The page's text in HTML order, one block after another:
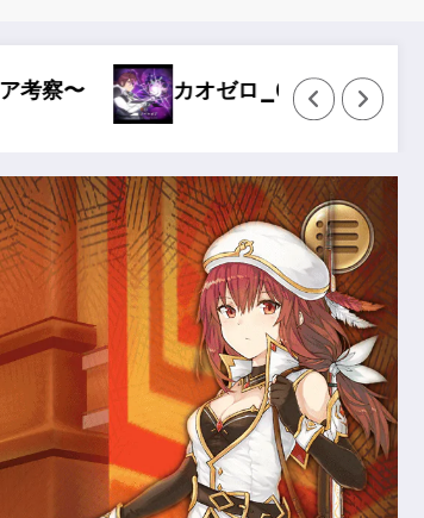
Wizardry Variants Daphne〜奈